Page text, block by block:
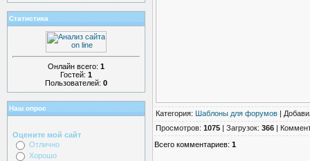
Статистика
Онлайн всего: 1
Гостей: 1
Пользователей: 0
Наш опрос
Оцените мой сайт
Отлично
Хорошо
Категория: Шаблоны для форумов |
Просмотров: 1075 | Загрузок: 366 |
Всего комментариев: 1